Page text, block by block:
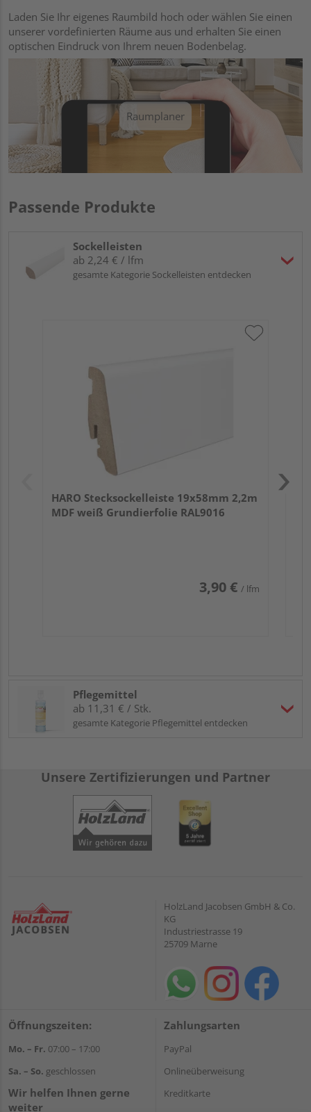
Laden Sie Ihr eigenes Raumbild hoch oder wählen Sie einen
unserer vordefinierten Räume aus und erhalten Sie einen
optischen Eindruck von Ihrem neuen Bodenbelag.
Raumplaner
Passende Produkte
Sockelleisten
ab 2,24 € / lfm
gesamte Kategorie Sockelleisten entdecken
HARO Stecksockelleiste 19x58mm 2,2m
MDF weiß Grundierfolie RAL9016
3,90 € / lfm
Pflegemittel
ab 11,31 € / Stk.
gesamte Kategorie Pflegemittel entdecken
Unsere Zertifizierungen und Partner
HolzLand Jacobsen GmbH & Co.
KG
Industriestrasse 19
25709 Marne
Öffnungszeiten:
Mo. – Fr. 07:00 – 17:00
Sa. – So. geschlossen
Wir helfen Ihnen gerne
weiter
Zahlungsarten
PayPal
Onlineüberweisung
Kreditkarte